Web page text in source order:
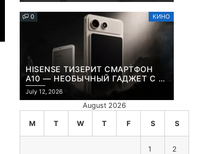
0 КИНО
HISENSE ТИЗЕРИТ СМАРТФОН
A10 — НЕОБЫЧНЫЙ ГАДЖЕТ С E-
INK-ЭКРАНОМ И СЪЕМНОЙ LCD-
ПАНЕЛЬЮ ДЛЯ ЦВЕТНОГО
КОНТЕНТА И СОЦСЕТЕЙ
July 12, 2026
August 2026
M T W T F S S
1 2